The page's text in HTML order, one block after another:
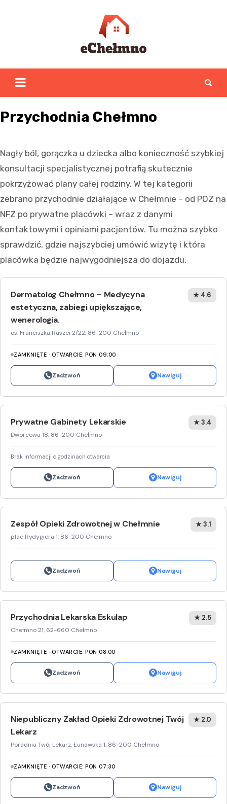
Przychodnia Chełmno
Nagły ból, gorączka u dziecka albo konieczność szybkiej
konsultacji specjalistycznej potrafią skutecznie
pokrzyżować plany całej rodziny. W tej kategorii
zebrano przychodnie działające w Chełmnie – od POZ na
NFZ po prywatne placówki – wraz z danymi
kontaktowymi i opiniami pacjentów. Tu można szybko
sprawdzić, gdzie najszybciej umówić wizytę i która
placówka będzie najwygodniejsza do dojazdu.
Dermatolog Chełmno – Medycyna
estetyczna, zabiegi upiększające,
wenerologia.
os. Franciszka Raszei 2/22, 86-200 Chełmno
★ 4.6
ZAMKNIĘTE · OTWARCIE: PON 09:00
Zadzwoń Nawiguj
Prywatne Gabinety Lekarskie
Dworcowa 18, 86-200 Chełmno
★ 3.4
Brak informacji o godzinach otwarcia
Zadzwoń Nawiguj
Zespół Opieki Zdrowotnej w Chełmnie
plac Rydygiera 1, 86-200 Chełmno
★ 3.1
Zadzwoń Nawiguj
Przychodnia Lekarska Eskulap
Chełmno 21, 62-660 Chełmno
★ 2.5
ZAMKNIĘTE · OTWARCIE: PON 08:00
Zadzwoń Nawiguj
Niepubliczny Zakład Opieki Zdrowotnej Twój
Lekarz
Poradnia Twój Lekarz, Łunawska 1, 86-200 Chełmno
★ 2.0
ZAMKNIĘTE · OTWARCIE: PON 07:30
Zadzwoń Nawiguj